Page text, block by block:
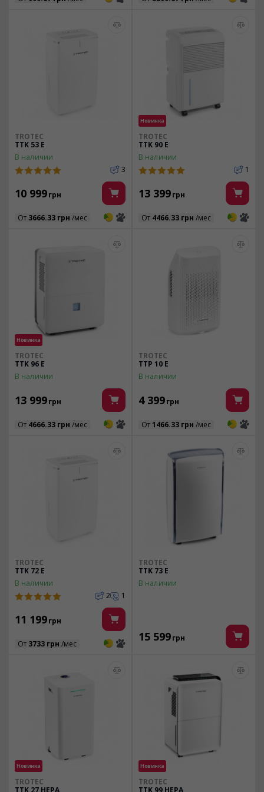
TROTEC
TTK 53 E
В наличии
3
10 999грн
От 3666.33 грн /мес 3 3
Новинка
TROTEC
TTK 90 E
В наличии
1
13 399грн
От 4466.33 грн /мес 3 3
Новинка
TROTEC
TTK 96 E
В наличии
13 999грн
От 4666.33 грн /мес 3 3
TROTEC
TTP 10 E
В наличии
4 399грн
От 1466.33 грн /мес 3 3
TROTEC
TTK 72 E
В наличии
2
1
11 199грн
От 3733 грн /мес 3 3
TROTEC
TTK 73 E
В наличии
15 599грн
Новинка
TROTEC
TTK 27 HEPA
Новинка
TROTEC
TTK 99 HEPA